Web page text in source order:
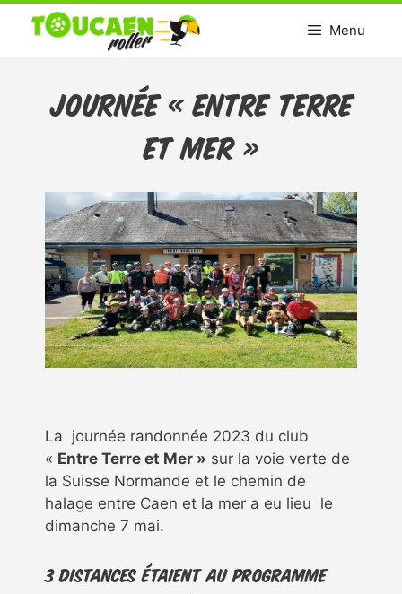
Menu
Journée « Entre Terre
et Mer »
La journée randonnée 2023 du club
« Entre Terre et Mer » sur la voie verte de
la Suisse Normande et le chemin de
halage entre Caen et la mer a eu lieu le
dimanche 7 mai.
3 distances étaient au programme